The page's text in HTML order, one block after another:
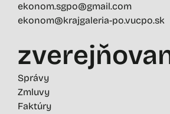
ekonom.sgpo@gmail.com
ekonom@krajgaleria-po.vucpo.sk
Správy
Zmluvy
Faktúry